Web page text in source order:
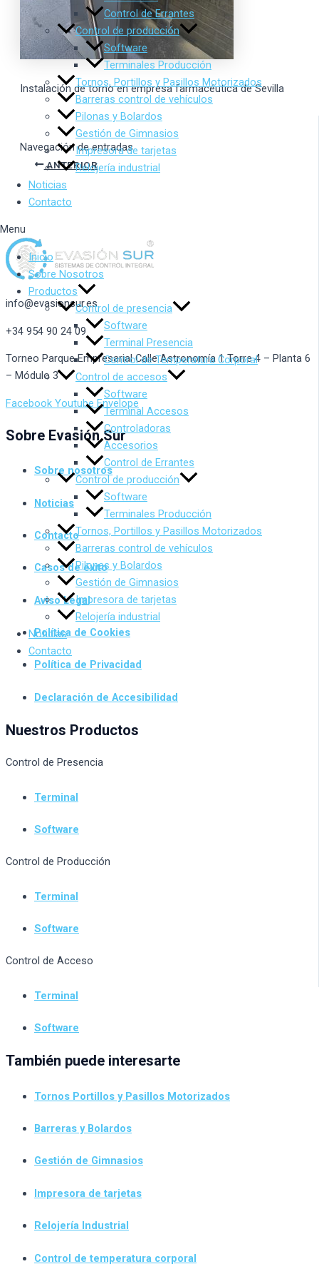
Control de Errantes
Control de producción
Software
Terminales Producción
Tornos, Portillos y Pasillos Motorizados
Barreras control de vehículos
Pilonas y Bolardos
Gestión de Gimnasios
Impresora de tarjetas
Relojería industrial
Noticias
Contacto
Menu
Inicio
Sobre Nosotros
Productos
Control de presencia
Software
Terminal Presencia
Control de Temperatura Corporal
Control de accesos
Software
Terminal Accesos
Controladoras
Accesorios
Control de Errantes
Control de producción
Software
Terminales Producción
Tornos, Portillos y Pasillos Motorizados
Barreras control de vehículos
Pilonas y Bolardos
Gestión de Gimnasios
Impresora de tarjetas
Relojería industrial
Noticias
Contacto
Instalación de torno en empresa farmacéutica de Sevilla
Navegación de entradas
ANTERIOR
info@evasionsur.es
+34 954 90 24 09
Torneo Parque Empresarial Calle Astronomía 1 Torre 4 – Planta 6
– Módulo 3
Facebook Youtube Envelope
Sobre Evasión Sur
Sobre nosotros
Noticias
Contacto
Casos de éxito
Aviso Legal
Política de Cookies
Política de Privacidad
Declaración de Accesibilidad
Nuestros Productos
Control de Presencia
Terminal
Software
Control de Producción
Terminal
Software
Control de Acceso
Terminal
Software
También puede interesarte
Tornos Portillos y Pasillos Motorizados
Barreras y Bolardos
Gestión de Gimnasios
Impresora de tarjetas
Relojería Industrial
Control de temperatura corporal